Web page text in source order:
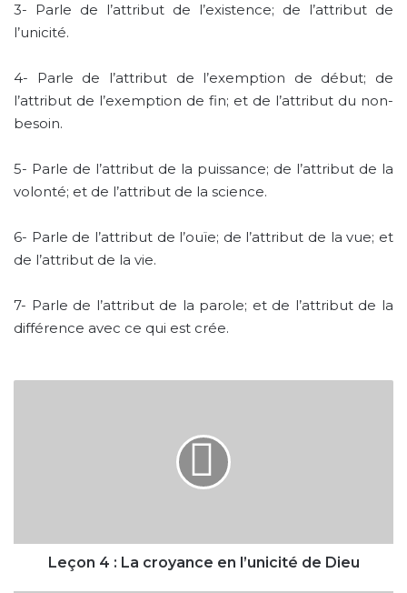
3- Parle de l’attribut de l’existence; de l’attribut de
l’unicité.
4- Parle de l’attribut de l’exemption de début; de
l’attribut de l’exemption de fin; et de l’attribut du non-
besoin.
5- Parle de l’attribut de la puissance; de l’attribut de la
volonté; et de l’attribut de la science.
6- Parle de l’attribut de l’ouïe; de l’attribut de la vue; et
de l’attribut de la vie.
7- Parle de l’attribut de la parole; et de l’attribut de la
différence avec ce qui est crée.
Dieu
Leçon 4 : La croyance en l’unicité de Dieu